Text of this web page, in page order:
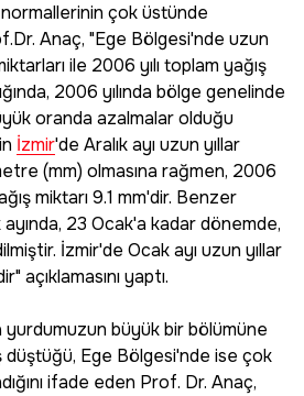
normallerinin çok üstünde
Anaç, "Ege Bölgesi'nde uzun
ile 2006 yılı toplam yağış
2006 yılında bölge genelinde
oranda azalmalar olduğu
İzmir'de Aralık ayı uzun yıllar
(mm) olmasına rağmen, 2006
miktarı 9.1 mm'dir. Benzer
23 Ocak'a kadar dönemde,
İzmir'de Ocak ayı uzun yıllar
açıklamasını yaptı.
yurdumuzun büyük bir bölümüne
düştüğü, Ege Bölgesi'nde ise çok
ifade eden Prof. Dr. Anaç,